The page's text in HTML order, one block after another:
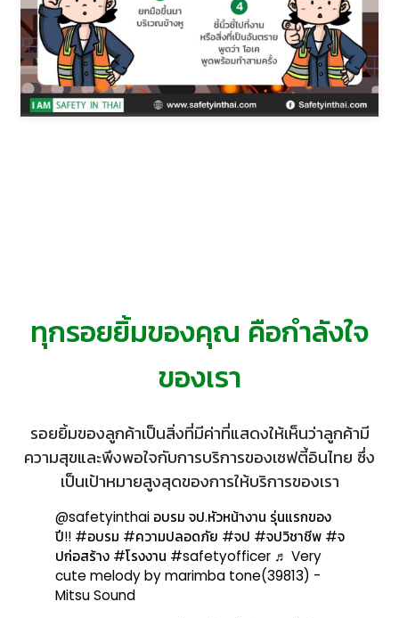
ทุกรอยยิ้มของคุณ คือกำลังใจ
ของเรา
รอยยิ้มของลูกค้าเป็นสิ่งที่มีค่าที่แสดงให้เห็นว่าลูกค้ามี
ความสุขและพึงพอใจกับการบริการของเซฟตี้อินไทย ซึ่ง
เป็นเป้าหมายสูงสุดของการให้บริการของเรา
@safetyinthaiอบรม จป.หัวหน้างาน รุ่นแรกของ
ปี!! #อบรม #ความปลอดภัย #จป #จปวิชาชีพ #จ
ปก่อสร้าง #โรงงาน #safetyofficer ♬ Very
cute melody by marimba tone(39813) -
Mitsu Sound